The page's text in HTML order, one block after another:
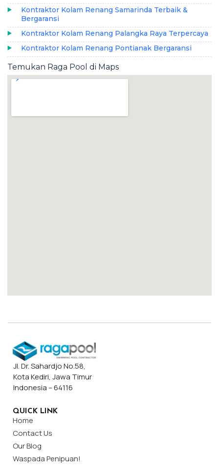
Kontraktor Kolam Renang Samarinda Terbaik &
Bergaransi
Kontraktor Kolam Renang Palangka Raya Terpercaya
Kontraktor Kolam Renang Pontianak Bergaransi
Temukan Raga Pool di Maps
Jl. Dr. Sahardjo No.58,
Kota Kediri, Jawa Timur
Indonesia – 64116
QUICK LINK
Home
Contact Us
Our Blog
Waspada Penipuan!